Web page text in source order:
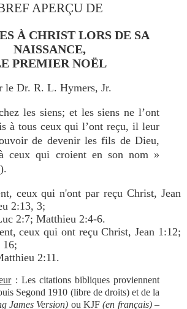
APERÇU DE
À CHRIST LORS DE SA
NAISSANCE,
PREMIER NOËL
le Dr. R. L. Hymers, Jr.
les siens; et les siens ne l’ont
à tous ceux qui l’ont reçu, il leur
de devenir les fils de Dieu,
ceux qui croient en son nom »
ceux qui n'ont par reçu Christ, Jean
2:13, 3;
2:7; Matthieu 2:4-6.
ceux qui ont reçu Christ, Jean 1:12;
16;
2:11.
: Les citations bibliques proviennent
Segond 1910 (libre de droits) et de la
James Version) ou KJF(en français)–